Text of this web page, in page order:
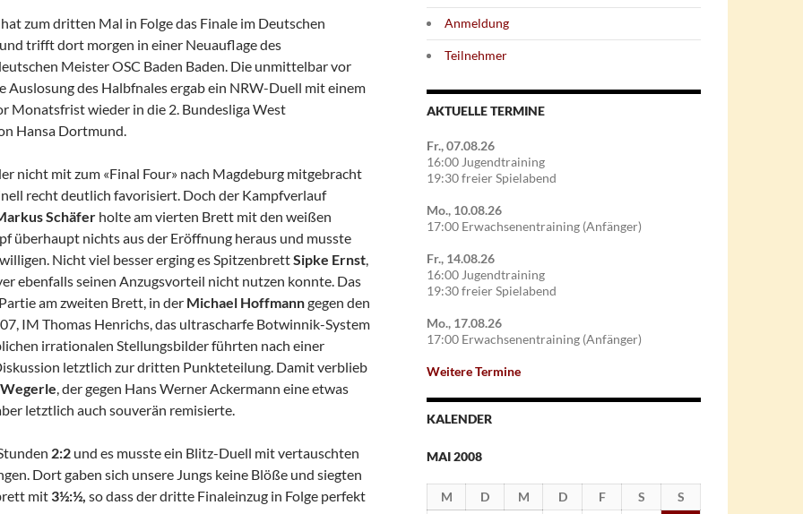
zum dritten Mal in Folge das Finale im Deutschen
trifft dort morgen in einer Neuauflage des
Meister OSC Baden Baden. Die unmittelbar vor
Auslosung des Halbfnales ergab ein NRW-Duell mit einem
Monatsfrist wieder in die 2. Bundesliga West
Hansa Dortmund.
nicht mit zum «Final Four» nach Magdeburg mitgebracht
recht deutlich favorisiert. Doch der Kampfverlauf
Schäfer holte am vierten Brett mit den weißen
überhaupt nichts aus der Eröffnung heraus und musste
Nicht viel besser erging es SpitzenbrettSipke Ernst,
ebenfalls seinen Anzugsvorteil nicht nutzen konnte. Das
am zweiten Brett, in der Michael Hoffmanngegen den
IM Thomas Henrichs, das ultrascharfe Botwinnik-System
irrationalen Stellungsbilder führten nach einer
letztlich zur dritten Punkteteilung. Damit verblieb
, der gegen Hans Werner Ackermann eine etwas
letztlich auch souverän remisierte.
2:2 und es musste ein Blitz-Duell mit vertauschten
Dort gaben sich unsere Jungs keine Blöße und siegten
mit 3½:½, so dass der dritte Finaleinzug in Folge perfekt
Anmeldung
Teilnehmer
AKTUELLE TERMINE
Fr., 07.08.26
16:00 Jugendtraining
19:30 freier Spielabend
Mo., 10.08.26
17:00 Erwachsenentraining (Anfänger)
Fr., 14.08.26
16:00 Jugendtraining
19:30 freier Spielabend
Mo., 17.08.26
17:00 Erwachsenentraining (Anfänger)
Weitere Termine
KALENDER
MAI 2008
M D M D F S
S